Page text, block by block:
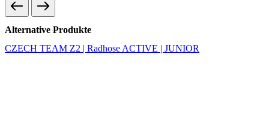
Alternative Produkte
CZECH TEAM Z2 | Radhose ACTIVE | JUNIOR